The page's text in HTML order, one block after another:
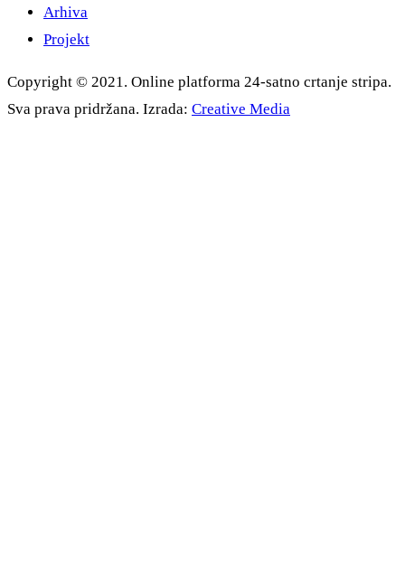
Arhiva
Projekt
Copyright © 2021. Online platforma 24-satno crtanje stripa.
Sva prava pridržana. Izrada: Creative Media